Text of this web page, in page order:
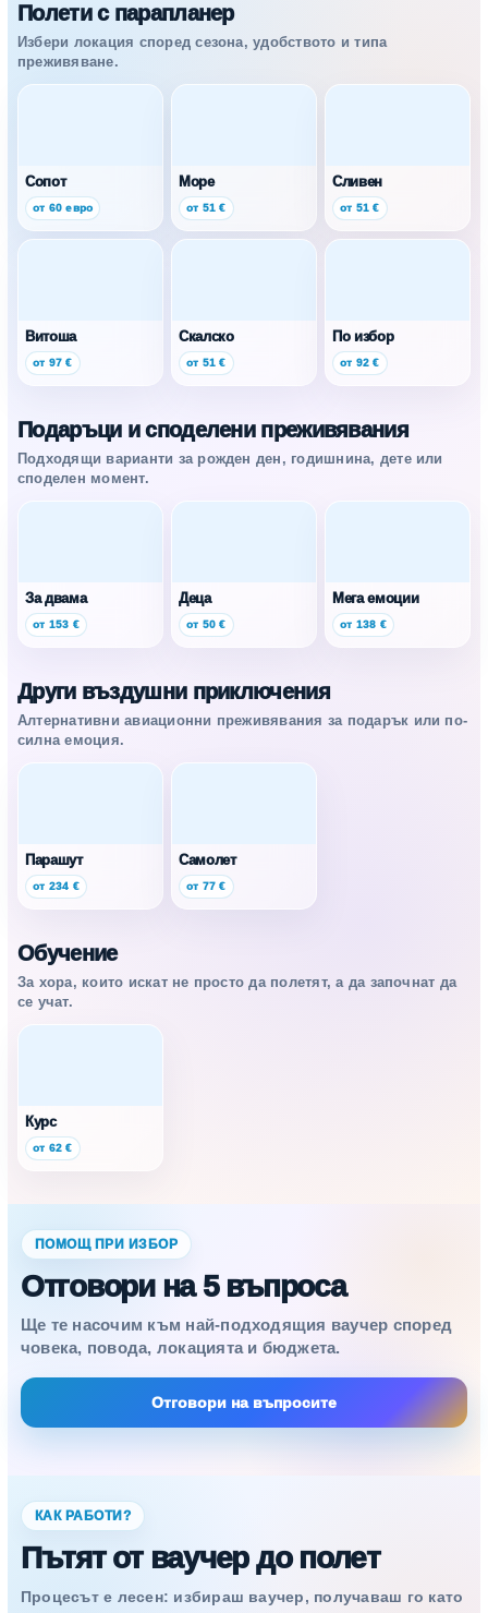
Полети с парапланер
Избери локация според сезона, удобството и типа
преживяване.
Сопот
от 60 евро
Море
от 51 €
Сливен
от 51 €
Витоша
от 97 €
Скалско
от 51 €
По избор
от 92 €
Подаръци и споделени преживявания
Подходящи варианти за рожден ден, годишнина, дете или
споделен момент.
За двама
от 153 €
Деца
от 50 €
Мега емоции
от 138 €
Други въздушни приключения
Алтернативни авиационни преживявания за подарък или по-
силна емоция.
Парашут
от 234 €
Самолет
от 77 €
Обучение
За хора, които искат не просто да полетят, а да започнат да
се учат.
Курс
от 62 €
ПОМОЩ ПРИ ИЗБОР
Отговори на 5 въпроса
Ще те насочим към най-подходящия ваучер според
човека, повода, локацията и бюджета.
Отговори на въпросите
КАК РАБОТИ?
Пътят от ваучер до полет
Процесът е лесен: избираш ваучер, получаваш го като